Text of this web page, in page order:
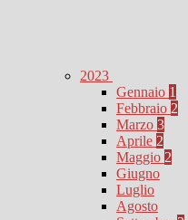
2023
Gennaio 1
Febbraio 2
Marzo 3
Aprile 2
Maggio 2
Giugno
Luglio
Agosto